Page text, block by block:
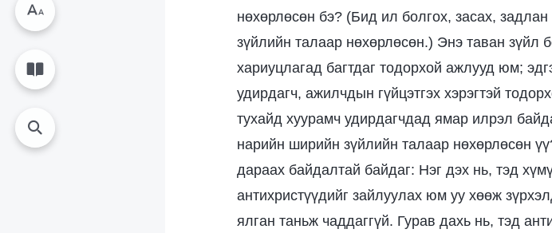
нөхөрлөсөн бэ? (Бид ил болгох, засах,
зүйлийн талаар нөхөрлөсөн.) Энэ таван зүйл
хариуцлагад багтдаг тодорхой ажлууд юм;
удирдагч, ажилчдын гүйцэтгэх хэрэгтэй
тухайд хуурамч удирдагчдад ямар илрэл
нарийн ширийн зүйлийн талаар нөхөрлөсөн
дараах байдалтай байдаг: Нэг дэх нь, тэд
антихристүүдийг зайлуулах юм уу хөөж
ялган таньж чаддаггүй. Гурав дахь нь, тэд